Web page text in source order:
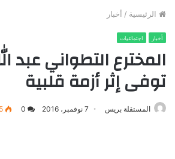
الرئيسية / أخبار
أخبار اجتماعيات
المخترع التطواني عبد
توفى إثر أزمة قلبية
المستقلة بريس 7 نوفمبر، 2016 0